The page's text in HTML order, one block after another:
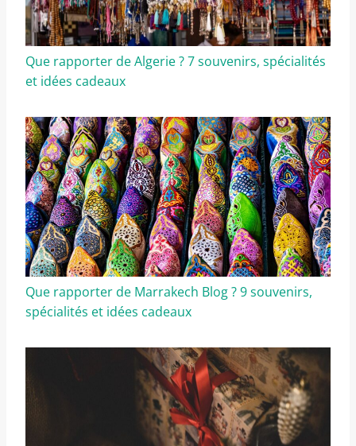
Que rapporter de Algerie ? 7 souvenirs, spécialités
et idées cadeaux
Que rapporter de Marrakech Blog ? 9 souvenirs,
spécialités et idées cadeaux